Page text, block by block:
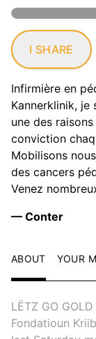
I SHARE
Infirmière en
Kannerklinik, je
une des
conviction
Mobilisons
des cancers
Venez
— Conter
ABOUT YOUR
LËTZ GO
Fondatioun